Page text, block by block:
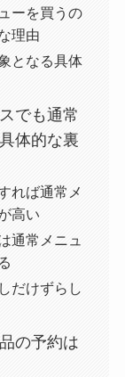
ーを買うの
理由
となる具体
でも通常
体的な裏
れば通常メ
高い
通常メニュ
だけずらし
の予約は